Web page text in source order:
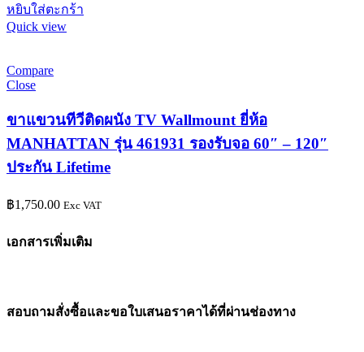
หยิบใส่ตะกร้า
Quick view
Compare
Close
ขาแขวนทีวีติดผนัง TV Wallmount ยี่ห้อ
MANHATTAN รุ่น 461931 รองรับจอ 60″ – 120″
ประกัน Lifetime
฿1,750.00 Exc VAT
เอกสารเพิ่มเติม
สอบถามสั่งซื้อและขอใบเสนอราคาได้ที่ผ่านช่องทาง